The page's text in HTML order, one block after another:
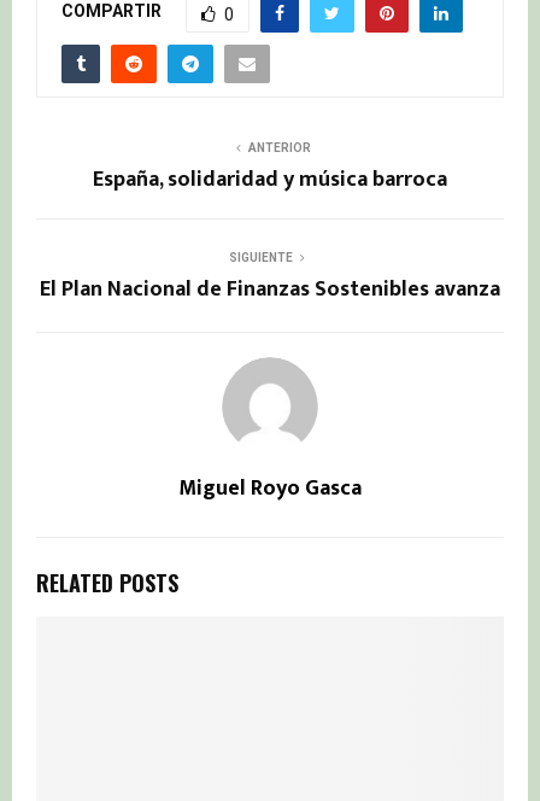
COMPARTIR 0
ANTERIOR
España, solidaridad y música barroca
SIGUIENTE
El Plan Nacional de Finanzas Sostenibles avanza
Miguel Royo Gasca
RELATED POSTS